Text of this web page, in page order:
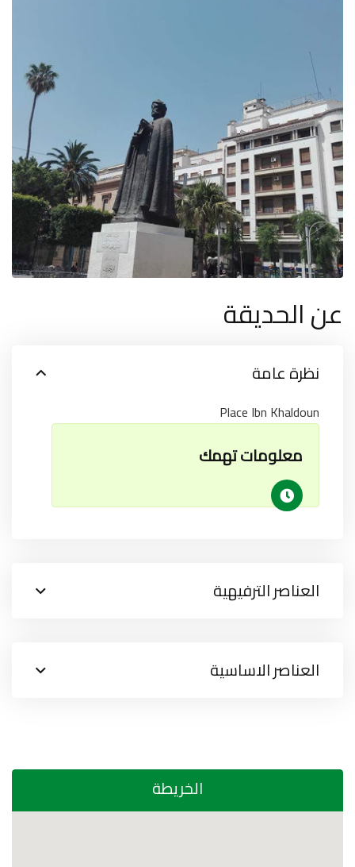
عن الحديقة
نظرة عامة
Place Ibn Khaldoun
معلومات تهمك
العناصر الترفيهية
العناصر الاساسية
الخريطة